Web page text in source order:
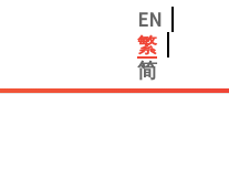
EN
繁
简